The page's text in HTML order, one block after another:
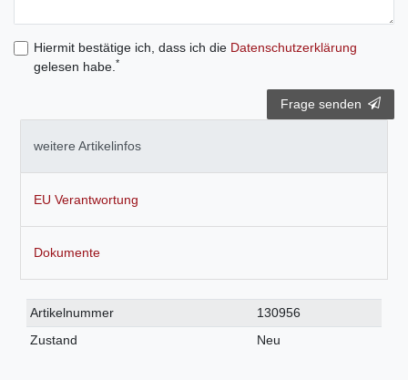
Hiermit bestätige ich, dass ich die Daten­schutz­erklärung
gelesen habe. *
Frage senden
weitere Artikelinfos
EU Verantwortung
Dokumente
Technisches
Merkmal
Wert
Artikelnummer
130956
Zustand
Neu